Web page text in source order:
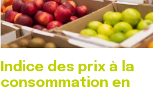
a
c
o
n
s
m
m
Indice des prix à la
consommation en